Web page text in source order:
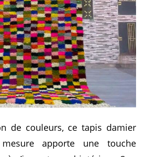
de couleurs, ce tapis damier
apporte une touche